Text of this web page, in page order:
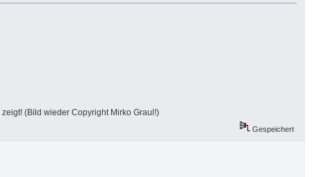
zeigt! (Bild wieder Copyright Mirko Graul!)
Gespeichert